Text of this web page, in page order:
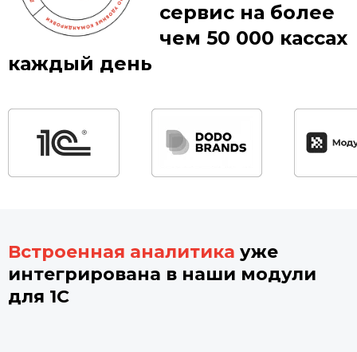
сервис на более
чем 50 000 кассах
каждый день
Встроенная аналитика уже
интегрирована в наши модули
для 1С